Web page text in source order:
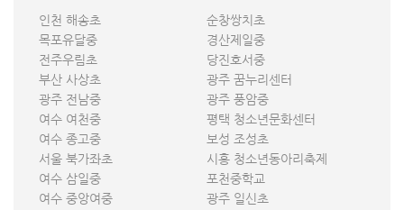
인천 해송초
순창쌍치초
목포유달중
경산제일중
전주우림초
당진호서중
부산 사상초
광주 꿈누리센터
광주 전남중
광주 풍암중
여수 여천중
평택 청소년문화센터
여수 종고중
보성 조성초
서울 북가좌초
시흥 청소년동아리축제
여수 삼일중
포천중학교
여수 중앙여중
광주 일신초